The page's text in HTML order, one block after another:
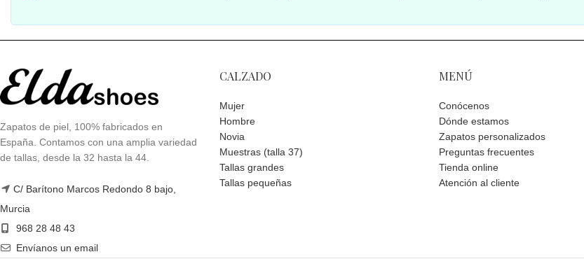
Zapatos de piel, 100% fabricados en
España. Contamos con una amplia variedad
de tallas, desde la 32 hasta la 44.
C/ Barítono Marcos Redondo 8 bajo,
Murcia
968 28 48 43
Envíanos un email
CALZADO
Mujer
Hombre
Novia
Muestras (talla 37)
Tallas grandes
Tallas pequeñas
MENÚ
Conócenos
Dónde estamos
Zapatos personalizados
Preguntas frecuentes
Tienda online
Atención al cliente